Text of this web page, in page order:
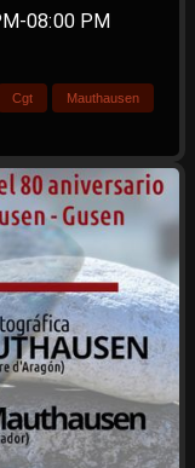
08:00 PM
Cgt Mauthausen